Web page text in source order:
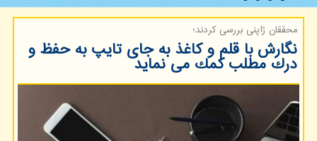
محققان ژاپنی بررسی كردند؛
نگارش با قلم و كاغذ به جای تایپ به حفظ و
درك مطلب كمك می نماید